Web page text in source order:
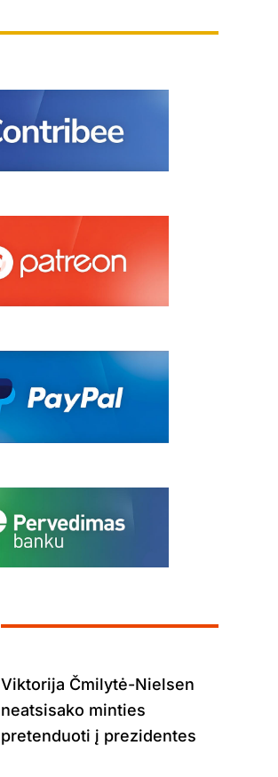
Viktorija Čmilytė-Nielsen
neatsisako minties
pretenduoti į prezidentes